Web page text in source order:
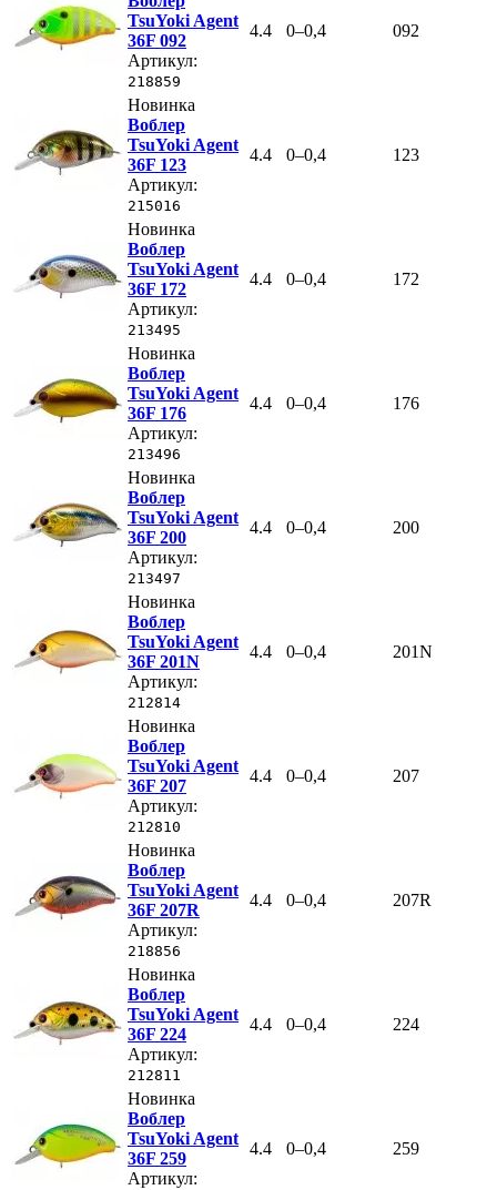
TsuYoki Agent
36F 092
Артикул:
218859
4.4 0–0,4 092
Новинка
Воблер
TsuYoki Agent
36F 123
Артикул:
215016
4.4 0–0,4 123
Новинка
Воблер
TsuYoki Agent
36F 172
Артикул:
213495
4.4 0–0,4 172
Новинка
Воблер
TsuYoki Agent
36F 176
Артикул:
213496
4.4 0–0,4 176
Новинка
Воблер
TsuYoki Agent
36F 200
Артикул:
213497
4.4 0–0,4 200
Новинка
Воблер
TsuYoki Agent
36F 201N
Артикул:
212814
4.4 0–0,4 201N
Новинка
Воблер
TsuYoki Agent
36F 207
Артикул:
212810
4.4 0–0,4 207
Новинка
Воблер
TsuYoki Agent
36F 207R
Артикул:
218856
4.4 0–0,4 207R
Новинка
Воблер
TsuYoki Agent
36F 224
Артикул:
212811
4.4 0–0,4 224
Новинка
Воблер
TsuYoki Agent
36F 259
Артикул:
4.4 0–0,4 259